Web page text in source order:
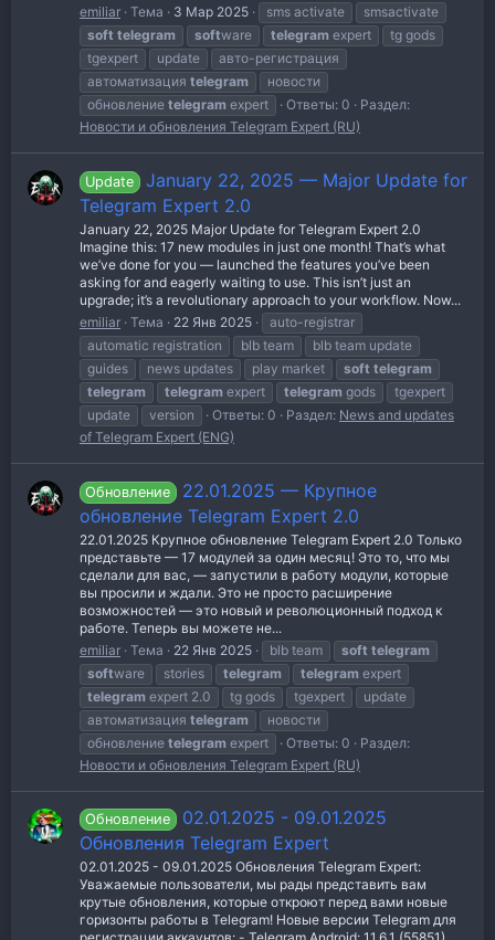
emiliar Тема 3 Мар 2025 sms activate
smsactivate
soft telegram software telegram expert
tg gods
tgexpert
update
авто-регистрация
автоматизация telegram
новости
обновление telegram expert Ответы: 0
Раздел:
Новости и обновления Telegram Expert (RU)
Update
January 22, 2025 — Major Update for
Telegram Expert 2.0
January 22, 2025 Major Update for Telegram Expert 2.0
Imagine this: 17 new modules in just one month! That’s what
we’ve done for you — launched the features you’ve been
asking for and eagerly waiting to use. This isn’t just an
upgrade; it’s a revolutionary approach to your workflow. Now...
emiliar Тема 22 Янв 2025
auto-registrar
automatic registration
blb team
blb team update
guides
news updates play market soft telegram
telegram
telegram expert telegram gods
tgexpert
update
version Ответы: 0 Раздел: News and updates
of Telegram Expert (ENG)
Обновление
22.01.2025 — Крупное
обновление Telegram Expert 2.0
22.01.2025 Крупное обновление Telegram Expert 2.0 Только
представьте — 17 модулей за один месяц! Это то, что мы
сделали для вас, — запустили в работу модули, которые
вы просили и ждали. Это не просто расширение
возможностей — это новый и революционный подход к
работе. Теперь вы можете не...
emiliar Тема 22 Янв 2025 blb team soft telegram
software stories telegram telegram expert
telegram expert 2.0 tg gods tgexpert
update
автоматизация telegram
новости
обновление telegram expert Ответы: 0
Раздел:
Новости и обновления Telegram Expert (RU)
Обновление
02.01.2025 - 09.01.2025
Обновления Telegram Expert
02.01.2025 - 09.01.2025 Обновления Telegram Expert:
Уважаемые пользователи, мы рады представить вам
крутые обновления, которые откроют перед вами новые
горизонты работы в Telegram! Новые версии Telegram для